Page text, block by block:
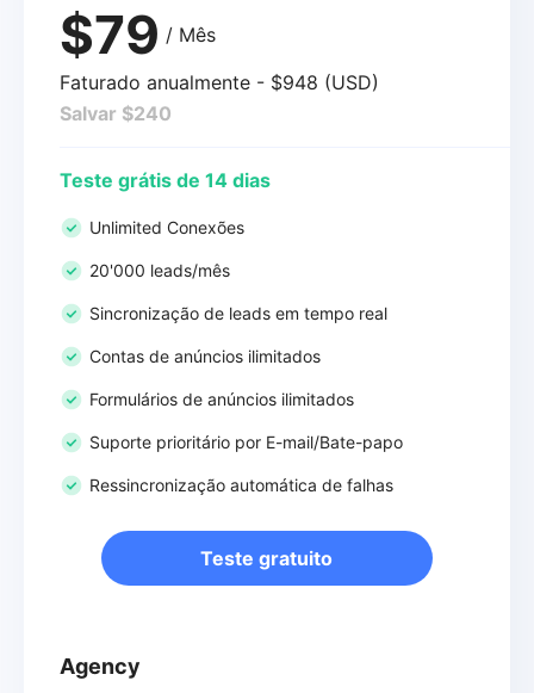
$79 / Mês
Faturado anualmente - $948 (USD)
Salvar $240
Teste grátis de 14 dias
Unlimited Conexões
20'000 leads/mês
Sincronização de leads em tempo real
Contas de anúncios ilimitados
Formulários de anúncios ilimitados
Suporte prioritário por E-mail/Bate-papo
Ressincronização automática de falhas
Teste gratuito
Agency